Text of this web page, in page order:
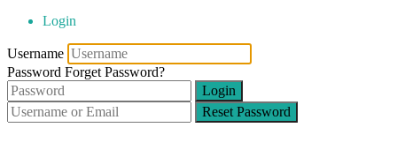
Login
Username
Password Forget Password?
Login
Reset Password